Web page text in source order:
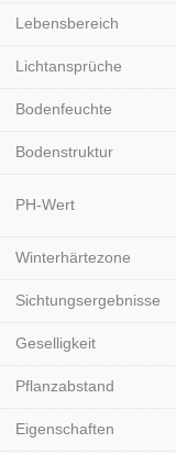
Lebensbereich
Lichtansprüche
Bodenfeuchte
Bodenstruktur
PH-Wert
Winterhärtezone
Sichtungsergebnisse
Geselligkeit
Pflanzabstand
Eigenschaften